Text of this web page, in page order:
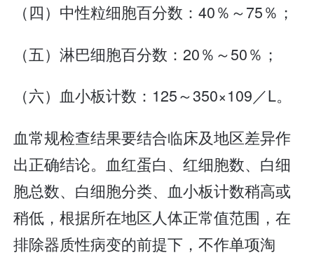
（四）中性粒细胞百分数：40％～75％；
（五）淋巴细胞百分数：20％～50％；
（六）血小板计数：125～350×109／L。
血常规检查结果要结合临床及地区差异作
出正确结论。血红蛋白、红细胞数、白细
胞总数、白细胞分类、血小板计数稍高或
稍低，根据所在地区人体正常值范围，在
排除器质性病变的前提下，不作单项淘